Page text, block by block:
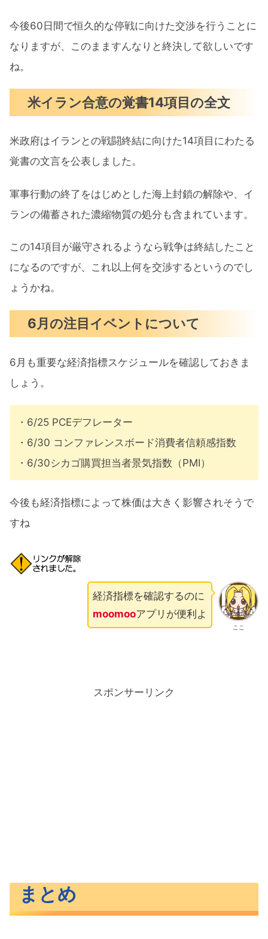
今後60日間で恒久的な停戦に向けた​交渉を行うことに
なりますが、このまますんなりと終決して欲しいです
ね。
米イラン合意の覚書14項目の全文
米政府はイランとの戦闘終結に向けた14項目にわたる
覚書の文言を公表しました。
軍事行動の終了をはじめとした海上封鎖の解除や、イ
ランの備蓄された濃縮物質の処分も含まれています。
この14項目が厳守されるようなら戦争は終結したこと
になるのですが、これ以上何を交渉するというのでし
ょうかね。
6月の注目イベントについて
6月も重要な経済指標スケジュールを確認しておきま
しょう。
・6/25 PCEデフレーター
・6/30 コンファレンスボード消費者信頼感指数
・6/30シカゴ購買担当者景気指数（PMI）
今後も経済指標によって株価は大きく影響されそうで
すね
ここ
経済指標を確認するのに
moomooアプリが便利よ
スポンサーリンク
まとめ